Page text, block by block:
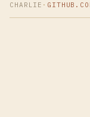
CHARLIE ·